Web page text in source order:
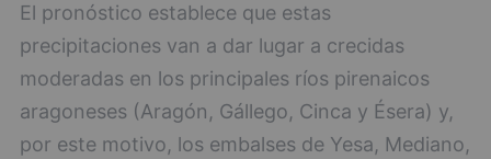
El pronóstico establece que estas
precipitaciones van a dar lugar a crecidas
moderadas en los principales ríos pirenaicos
aragoneses (Aragón, Gállego, Cinca y Ésera) y,
por este motivo, los embalses de Yesa, Mediano,